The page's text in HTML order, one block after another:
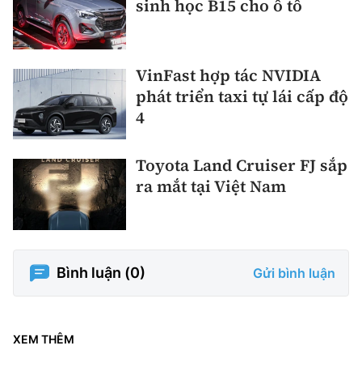
sinh học B15 cho ô tô
VinFast hợp tác NVIDIA
phát triển taxi tự lái cấp độ
4
Toyota Land Cruiser FJ sắp
ra mắt tại Việt Nam
Bình luận (0) Gửi bình luận
XEM THÊM